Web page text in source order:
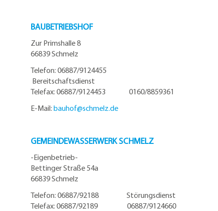
BAUBETRIEBSHOF
Zur Primshalle 8
66839 Schmelz
Telefon: 06887/9124455
Bereitschaftsdienst
Telefax: 06887/9124453 0160/8859361
E-Mail: bauhof@schmelz.de
GEMEINDEWASSERWERK SCHMELZ
-Eigenbetrieb-
Bettinger Straße 54a
66839 Schmelz
Telefon: 06887/92188 Störungsdienst
Telefax: 06887/92189 06887/9124660